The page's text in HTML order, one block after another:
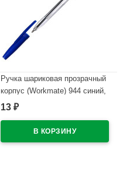
Ручка шариковая прозрачный
корпус (Workmate) 944 синий,
0,7мм арт.14-1493 (Ст.500)
13 ₽